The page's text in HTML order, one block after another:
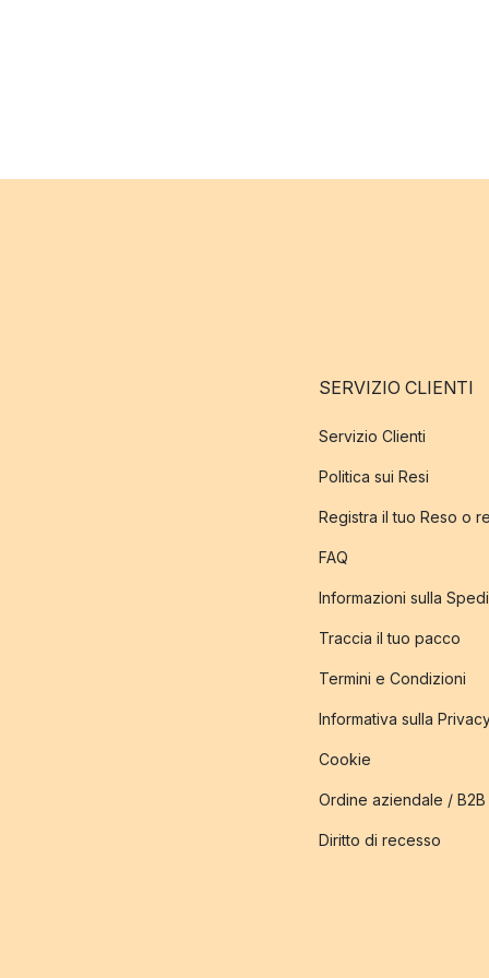
SERVIZIO CLIENTI
Servizio Clienti
Politica sui Resi
Registra il tuo Reso o
FAQ
Informazioni sulla
Traccia il tuo pacco
Termini e Condizioni
Informativa sulla
Cookie
Ordine aziendale / B2B
Diritto di recesso